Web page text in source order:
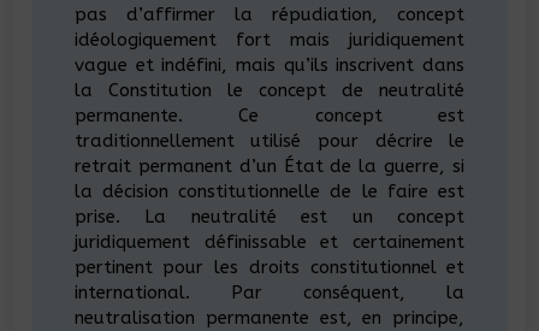
pas d’affirmer la répudiation, concept
idéologiquement fort mais juridiquement
vague et indéfini, mais qu’ils inscrivent dans
la Constitution le concept de neutralité
permanente. Ce concept est
traditionnellement utilisé pour décrire le
retrait permanent d’un État de la guerre, si
la décision constitutionnelle de le faire est
prise. La neutralité est un concept
juridiquement définissable et certainement
pertinent pour les droits constitutionnel et
international. Par conséquent, la
neutralisation permanente est, en principe,